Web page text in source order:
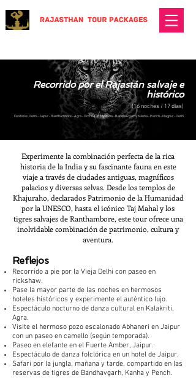
Recorrido por el Rajastán salvaje e
histórico
Destinos: Delhi - Jaipur - Ranthambore - Agra - Orchha - Khajuraho - Bandhavgarh - Kanha - Pench - Nagpur - Delhi
(16 noches / 17 días)
Experimente la combinación perfecta de la rica
historia de la India y su fascinante fauna en este
viaje a través de ciudades antiguas, magníficos
palacios y diversas selvas. Desde los templos de
Khajuraho, declarados Patrimonio de la Humanidad
por la UNESCO, hasta el icónico Taj Mahal y los
tigres salvajes de Ranthambore, este tour ofrece una
inolvidable combinación de patrimonio, cultura y
aventura.
Reflejos
Recorrido a pie por la Vieja Delhi con paseo en
rickshaw.
Pase la mayor parte de las noches en hermosos
hoteles históricos y experimente el auténtico lujo.
Espectáculo nocturno de danza cultural en Kalakriti,
Agra.
Visite el hermoso pozo escalonado Abhaneri en Jaipur
con un paseo en camello (según temporada).
Paseo en elefante en el Fuerte Amber, Jaipur.
Espectáculo de danza folclórica en un hotel de Jaipur.
Safari por la jungla, mañana y tarde, compartido en las
reservas de tigres de Bandhavgarh, Kanha y Pench.